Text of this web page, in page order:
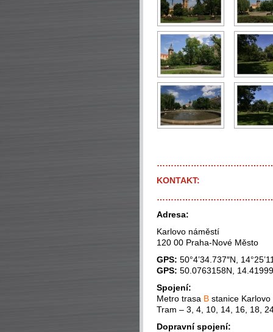
KONTAKT:
Adresa:
Karlovo náměstí
120 00 Praha-Nové Město
GPS: 50°4’34.737″N,
GPS: 50.0763158N,
Spojení:
Metro trasa B stanice
Tram – 3, 4, 10, 14, 16, 18,
Dopravní spojení: